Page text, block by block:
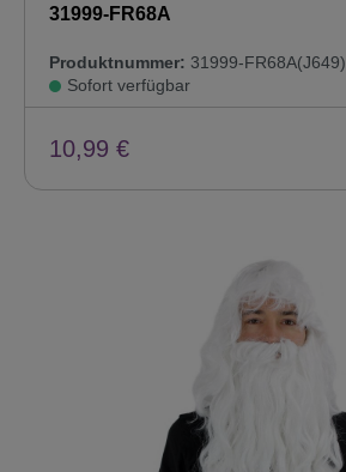
31999-FR68A
Produktnummer: 31999-FR68A(J649)
Sofort verfügbar
10,99 €